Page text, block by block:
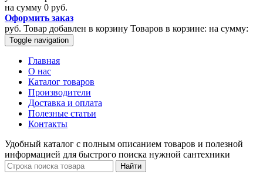
на сумму 0 руб.
Оформить заказ
руб. Товар добавлен в корзину Товаров в корзине: на сумму:
Toggle navigation
Главная
О нас
Каталог товаров
Производители
Доставка и оплата
Полезные статьи
Контакты
Удобный каталог с полным описанием товаров и полезной
информацией для быстрого поиска нужной сантехники